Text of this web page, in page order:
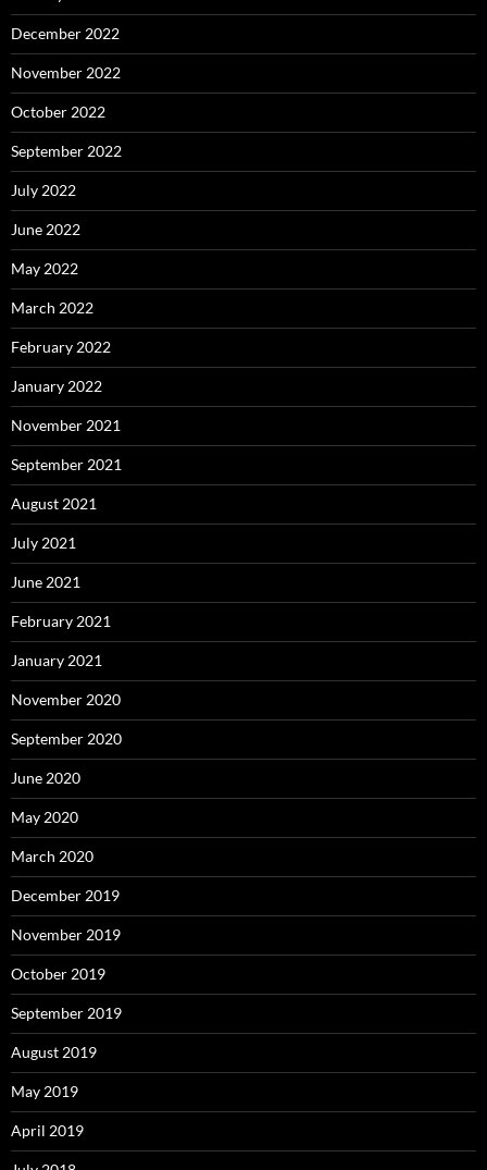
December 2022
November 2022
October 2022
September 2022
July 2022
June 2022
May 2022
March 2022
February 2022
January 2022
November 2021
September 2021
August 2021
July 2021
June 2021
February 2021
January 2021
November 2020
September 2020
June 2020
May 2020
March 2020
December 2019
November 2019
October 2019
September 2019
August 2019
May 2019
April 2019